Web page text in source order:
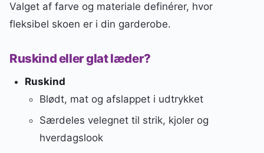
Valget af farve og materiale definérer, hvor
fleksibel skoen er i din garderobe.
Ruskind eller glat læder?
Ruskind
Blødt, mat og afslappet i udtrykket
Særdeles velegnet til strik, kjoler og
hverdagslook